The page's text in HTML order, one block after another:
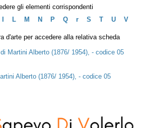
gli elementi corrispondenti
L M N P Q r S T U V
d'arte per accedere alla relativa scheda
Martini Alberto (1876/ 1954), - codice 05
Alberto (1876/ 1954), - codice 05